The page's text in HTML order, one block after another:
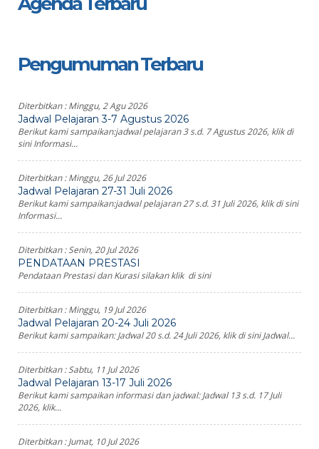
Pengumuman Terbaru
Diterbitkan :Minggu, 2 Agu 2026
Jadwal Pelajaran 3-7 Agustus 2026
Berikut kami sampaikan:jadwal pelajaran 3 s.d. 7 Agustus 2026, klik di
sini Informasi...
Diterbitkan :Minggu, 26 Jul 2026
Jadwal Pelajaran 27-31 Juli 2026
Berikut kami sampaikan:jadwal pelajaran 27 s.d. 31 Juli 2026, klik di sini
Informasi...
Diterbitkan :Senin, 20 Jul 2026
PENDATAAN PRESTASI
Pendataan Prestasi dan Kurasi silakan klik di sini
Diterbitkan :Minggu, 19 Jul 2026
Jadwal Pelajaran 20-24 Juli 2026
Berikut kami sampaikan: Jadwal 20 s.d. 24 Juli 2026, klik di sini Jadwal...
Diterbitkan :Sabtu, 11 Jul 2026
Jadwal Pelajaran 13-17 Juli 2026
Berikut kami sampaikan informasi dan jadwal: Jadwal 13 s.d. 17 Juli
2026, klik...
Diterbitkan :Jumat, 10 Jul 2026